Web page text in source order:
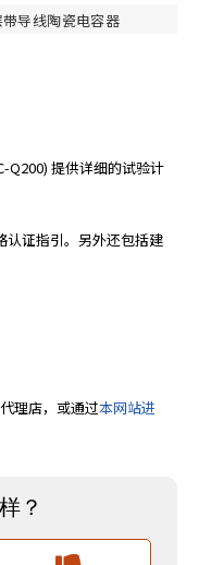
导线陶瓷电容器
Q200) 提供详细的试验计
认证指引。另外还包括建
理店，或通过本网站进